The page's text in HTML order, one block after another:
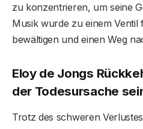
zu konzentrieren, um seine
Musik wurde zu einem
bewältigen und einen Weg
Eloy de Jongs
der Todesursache
Trotz des schweren